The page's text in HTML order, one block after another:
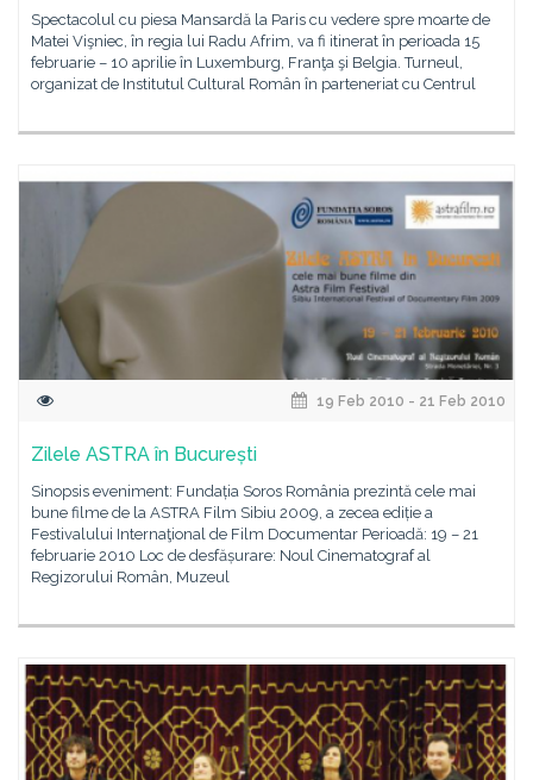
Spectacolul cu piesa Mansardă la Paris cu vedere spre moarte de
Matei Vişniec, în regia lui Radu Afrim, va fi itinerat în perioada 15
februarie – 10 aprilie în Luxemburg, Franţa şi Belgia. Turneul,
organizat de Institutul Cultural Român în parteneriat cu Centrul
19 Feb 2010 - 21 Feb 2010
Zilele ASTRA în București
Sinopsis eveniment: Fundația Soros România prezintă cele mai
bune filme de la ASTRA Film Sibiu 2009, a zecea ediție a
Festivalului Internaţional de Film Documentar Perioadă: 19 – 21
februarie 2010 Loc de desfășurare: Noul Cinematograf al
Regizorului Român, Muzeul